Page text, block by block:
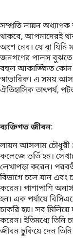
সম্প্রতি লায়ন
থাকবে, আপনাদেরই
অংশ নেব। যে বা
জনগণের পালস বুঝতে
বহুল আকাঙ্ক্ষিত কোন
স্বাভাবিক। এ সময়
ঐতিহাসিক তাৎপর্য,
ব্যক্তিগত জীবন:
লায়ন আসলাম চৌধুরী
কলেজে ভর্তি হন।
লেখাপড়া করেন।
বিভাগে চলে যান এবং
করেন। পাশাপাশি
হন। এক পর্যায়ে
চাকরি হয়। সব
করেন। ইতিমধ্যে তিনি
জীবন চুকিয়ে দেন